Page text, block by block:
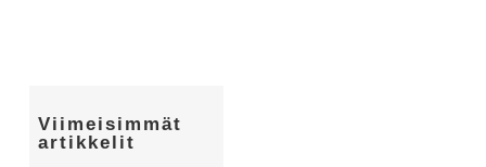
Viimeisimmät
artikkelit